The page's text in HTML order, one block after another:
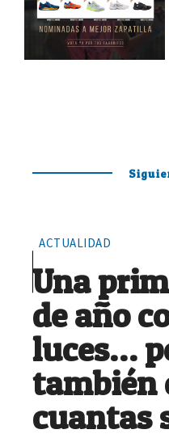
ACTUALIDAD
Una
de año
luces…
también
cuantas